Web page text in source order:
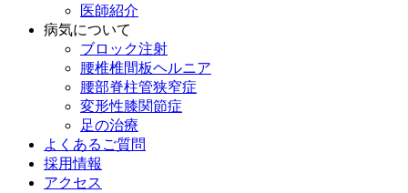
医師紹介
病気について
ブロック注射
腰椎椎間板ヘルニア
腰部脊柱管狭窄症
変形性膝関節症
足の治療
よくあるご質問
採用情報
アクセス